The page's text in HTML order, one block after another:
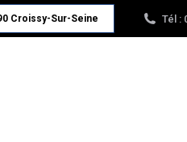
Croissy-Sur-Seine Tél :